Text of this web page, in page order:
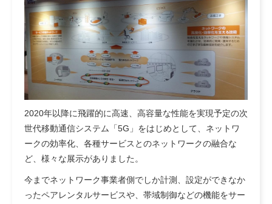
2020年以降に飛躍的に高速、高容量な性能を実現予定の次
世代移動通信システム「5G」をはじめとして、ネットワ
ークの効率化、各種サービスとのネットワークの融合な
ど、様々な展示がありました。
今までネットワーク事業者側でしか計測、設定ができなか
ったペアレンタルサービスや、帯域制御などの機能をサー